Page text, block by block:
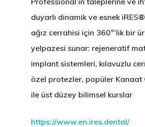
duyarlı dinamik ve esnek
ağız cerrahisi için 360°’lik bir
yelpazesi sunar: rejeneratif
implant sistemleri, kılavuzlu
özel protezler, popüler Kanaat
ile üst düzey bilimsel kurslar
https://www.en.ires.dental/